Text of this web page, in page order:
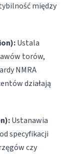
między
Ustala
torów,
NMRA
działają
Ustanawia
specyfikacji
czy